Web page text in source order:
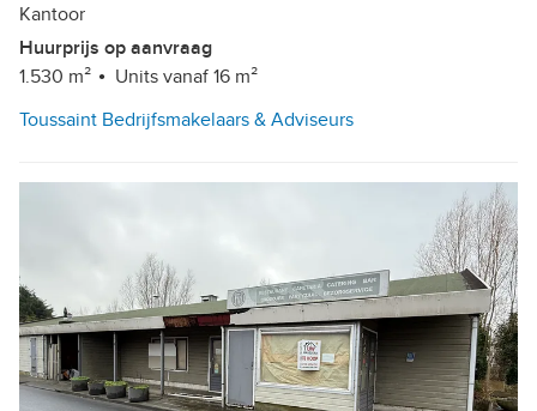
Kantoor
Huurprijs op aanvraag
1.530 m²
Units vanaf 16 m²
Toussaint Bedrijfsmakelaars & Adviseurs